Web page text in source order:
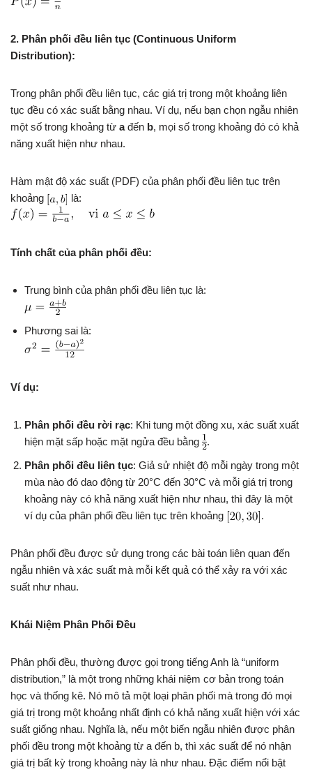
2. Phân phối đều liên tục (Continuous Uniform
Distribution):
Trong phân phối đều liên tục, các giá trị trong một khoảng liên
tục đều có xác suất bằng nhau. Ví dụ, nếu bạn chọn ngẫu nhiên
một số trong khoảng từ ađến b, mọi số trong khoảng đó có khả
năng xuất hiện như nhau.
Hàm mật độ xác suất (PDF) của phân phối đều liên tục trên
khoảng
là:
Tính chất của phân phối đều:
Trung bình của phân phối đều liên tục là:
Phương sai là:
Ví dụ:
Phân phối đều rời rạc: Khi tung một đồng xu, xác suất xuất
hiện mặt sấp hoặc mặt ngửa đều bằng
.
Phân phối đều liên tục: Giả sử nhiệt độ mỗi ngày trong một
mùa nào đó dao động từ 20°C đến 30°C và mỗi giá trị trong
khoảng này có khả năng xuất hiện như nhau, thì đây là một
ví dụ của phân phối đều liên tục trên khoảng
.
Phân phối đều được sử dụng trong các bài toán liên quan đến
ngẫu nhiên và xác suất mà mỗi kết quả có thể xảy ra với xác
suất như nhau.
Khái Niệm Phân Phối Đều
Phân phối đều, thường được gọi trong tiếng Anh là “uniform
distribution,” là một trong những khái niệm cơ bản trong toán
học và thống kê. Nó mô tả một loại phân phối mà trong đó mọi
giá trị trong một khoảng nhất định có khả năng xuất hiện với xác
suất giống nhau. Nghĩa là, nếu một biến ngẫu nhiên được phân
phối đều trong một khoảng từ a đến b, thì xác suất để nó nhận
giá trị bất kỳ trong khoảng này là như nhau. Đặc điểm nổi bật